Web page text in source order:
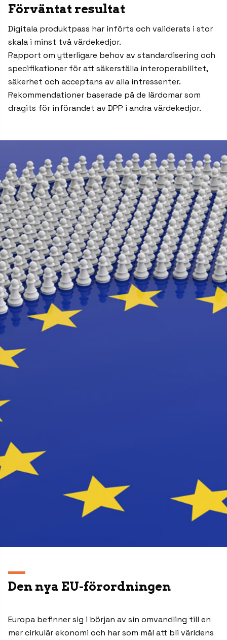
Förväntat resultat
Digitala produktpass har införts och validerats i stor
skala i minst två värdekedjor.
Rapport om ytterligare behov av standardisering och
specifikationer för att säkerställa interoperabilitet,
säkerhet och acceptans av alla intressenter.
Rekommendationer baserade på de lärdomar som
dragits för införandet av DPP i andra värdekedjor.
Den nya EU-förordningen
Europa befinner sig i början av sin omvandling till en
mer cirkulär ekonomi och har som mål att bli världens